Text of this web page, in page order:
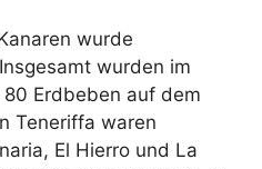
wurde
wurden im
Erdbeben auf dem
Teneriffa waren
El Hierro und La